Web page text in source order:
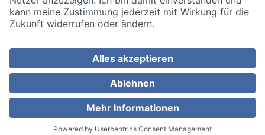
Weitere offene Stellen bei der Solothurner
Spitäler AG
Cookie Einstellungen
Teilen
JETZT BEWERBEN